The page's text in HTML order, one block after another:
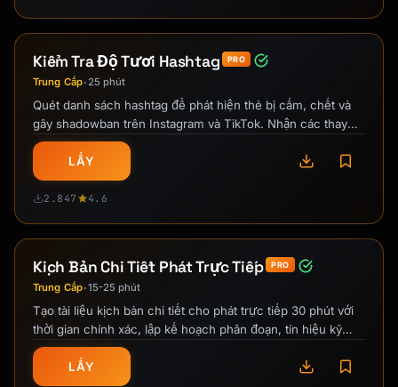
Kiểm Tra Độ Tươi Hashtag PRO
Trung Cấp•25 phút
Quét danh sách hashtag để phát hiện thẻ bị cấm, chết và
gây shadowban trên Instagram và TikTok. Nhận các thay
thế an toàn và đề xuất kết hợp …
LẤY
2.847 4.6
Kịch Bản Chi Tiết Phát Trực Tiếp PRO
Trung Cấp•15-25 phút
Tạo tài liệu kịch bản chi tiết cho phát trực tiếp 30 phút với
thời gian chính xác, lập kế hoạch phân đoạn, tín hiệu kỹ
thuật và điểm kiểm …
LẤY